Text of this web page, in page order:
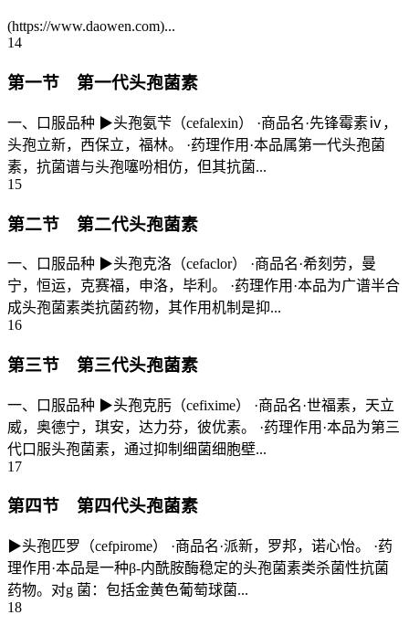
(https://www.daowen.com)...
14
第一节 第一代头孢菌素
一、口服品种 ▶头孢氨芐（cefalexin） ·商品名·先锋霉素ⅳ，
头孢立新，西保立，福林。 ·药理作用·本品属第一代头孢菌
素，抗菌谱与头孢噻吩相仿，但其抗菌...
15
第二节 第二代头孢菌素
一、口服品种 ▶头孢克洛（cefaclor） ·商品名·希刻劳，曼
宁，恒运，克赛福，申洛，毕利。 ·药理作用·本品为广谱半合
成头孢菌素类抗菌药物，其作用机制是抑...
16
第三节 第三代头孢菌素
一、口服品种 ▶头孢克肟（cefixime） ·商品名·世福素，天立
威，奥德宁，琪安，达力芬，彼优素。 ·药理作用·本品为第三
代口服头孢菌素，通过抑制细菌细胞壁...
17
第四节 第四代头孢菌素
▶头孢匹罗（cefpirome） ·商品名·派新，罗邦，诺心怡。 ·药
理作用·本品是一种β-内酰胺酶稳定的头孢菌素类杀菌性抗菌
药物。对g 菌：包括金黄色葡萄球菌...
18